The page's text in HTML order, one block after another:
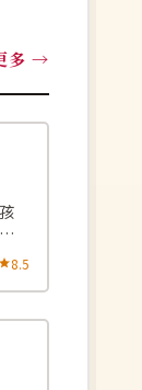
多
8.5